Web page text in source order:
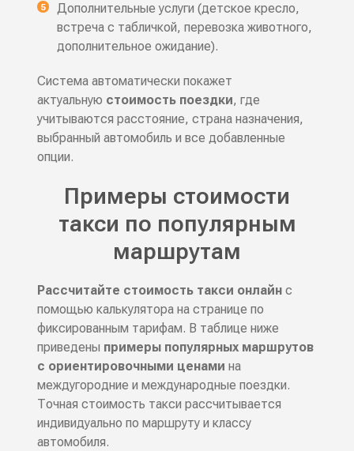
Дополнительные услуги (детское кресло,
встреча с табличкой, перевозка животного,
дополнительное ожидание).
Система автоматически покажет
актуальную стоимость поездки, где
учитываются расстояние, страна назначения,
выбранный автомобиль и все добавленные
опции.
Примеры стоимости
такси по популярным
маршрутам
Рассчитайте стоимость такси онлайнс
помощью калькулятора на странице по
фиксированным тарифам. В таблице ниже
приведены примеры популярных маршрутов
с ориентировочными ценами на
междугородние и международные поездки.
Точная стоимость такси рассчитывается
индивидуально по маршруту и классу
автомобиля.